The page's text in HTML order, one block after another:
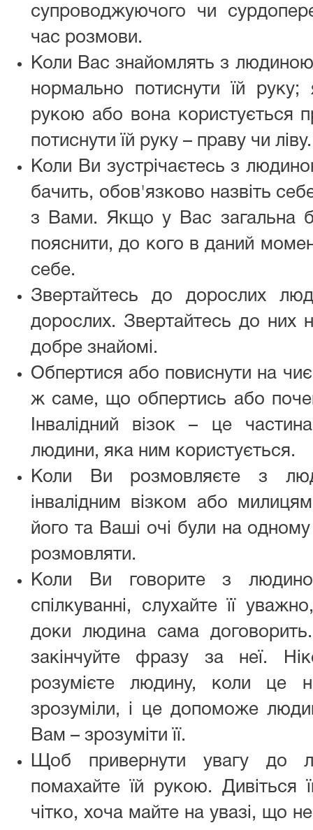
супроводжуючого чи
час розмови.
Коли Вас знайомлять з людиною
нормально потиснути їй
рукою або вона користується
потиснути їй руку – праву чи ліву.
Коли Ви зустрічаєтесь з
бачить, обов'язково назвіть
з Вами. Якщо у Вас загальна
пояснити, до кого в даний
себе.
Звертайтесь до дорослих
дорослих. Звертайтесь до них
добре знайомі.
Обпертися або повиснути на
ж саме, що обпертись або
Інвалідний візок – це
людини, яка ним користується.
Коли Ви розмовляєте з
інвалідним візком або
його та Ваші очі були на
розмовляти.
Коли Ви говорите з
спілкуванні, слухайте її
доки людина сама
закінчуйте фразу за неї.
розумієте людину, коли це
зрозуміли, і це допоможе
Вам – зрозуміти її.
Щоб привернути увагу до
помахайте їй рукою. Дивіться
чітко, хоча майте на увазі, що